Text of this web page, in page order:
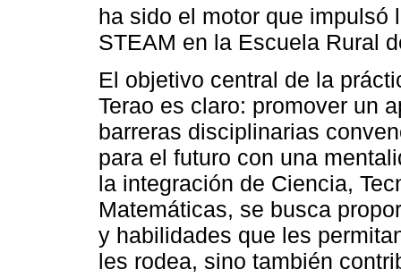
ha sido el motor que impulsó
STEAM en la Escuela Rural
El objetivo central de la
Terao es claro: promover un
barreras disciplinarias
para el futuro con una
la integración de Ciencia,
Matemáticas, se busca
y habilidades que les
les rodea, sino también